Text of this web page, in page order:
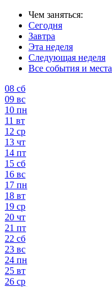
Чем заняться:
Сегодня
Завтра
Эта неделя
Следующая неделя
Все события и места
08 сб
09 вс
10 пн
11 вт
12 ср
13 чт
14 пт
15 сб
16 вс
17 пн
18 вт
19 ср
20 чт
21 пт
22 сб
23 вс
24 пн
25 вт
26 ср